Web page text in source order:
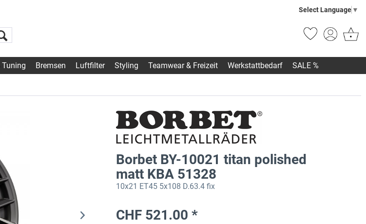
Select Language ▼
Tuning Bremsen Luftfilter Styling Teamwear & Freizeit Werkstattbedarf SALE %
Borbet BY-10021 titan polished
matt KBA 51328
10x21 ET45 5x108 D.63.4 fix
CHF 521.00 *